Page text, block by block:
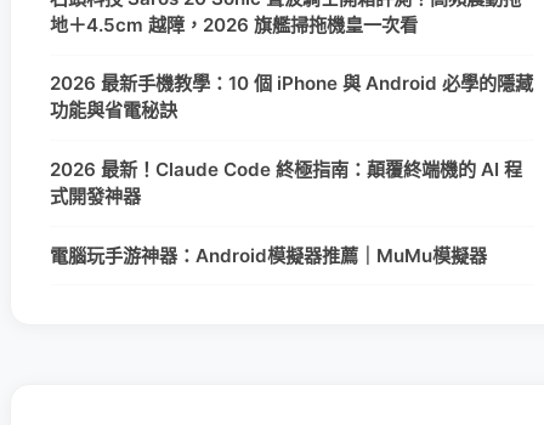
地＋4.5cm 越障，2026 旗艦掃拖機皇一次看
2026 最新手機教學：10 個 iPhone 與 Android 必學的隱藏
功能與省電秘訣
2026 最新！Claude Code 終極指南：顛覆終端機的 AI 程
式開發神器
電腦玩手游神器：Android模擬器推薦｜MuMu模擬器